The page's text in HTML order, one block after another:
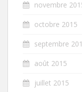
novembre
octobre 2015
septembre
août 2015
juillet 2015